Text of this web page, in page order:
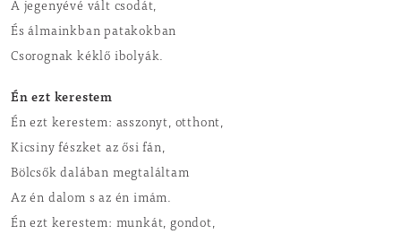
A jegenyévé vált csodát,
És álmainkban patakokban
Csorognak kéklő ibolyák.
Én ezt kerestem
Én ezt kerestem: asszonyt, otthont,
Kicsiny fészket az ősi fán,
Bölcsők dalában megtaláltam
Az én dalom s az én imám.
Én ezt kerestem: munkát, gondot,